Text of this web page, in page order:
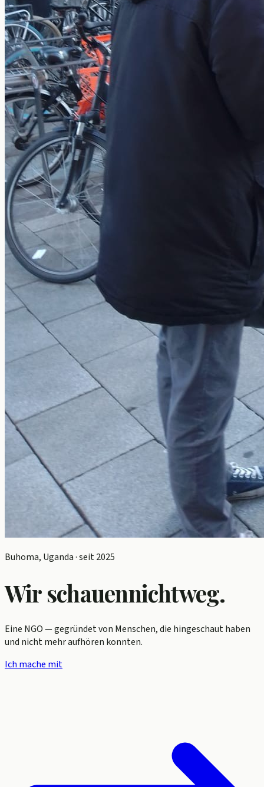
Buhoma, Uganda · seit 2025
Wir schauennichtweg.
Eine NGO — gegründet von Menschen, die hingeschaut haben
und nicht mehr aufhören konnten.
Ich mache mit